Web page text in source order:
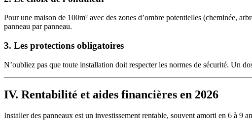
Pour une maison de 100m² avec des zones d’ombre potentielles (cheminée,
panneau par panneau.
3. Les protections obligatoires
N’oubliez pas que toute installation doit respecter les normes de sécurité. Un
IV. Rentabilité et aides financières en 2026
Installer des panneaux est un investissement rentable, souvent amorti en 6 à 9